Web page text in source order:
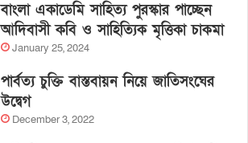
বাংলা একাডেমি সাহিত্য পুরস্কার পাচ্ছেন
আদিবাসী কবি ও সাহিত্যিক মৃত্তিকা চাকমা
January 25, 2024
পার্বত্য চুক্তি বাস্তবায়ন নিয়ে জাতিসংঘের
উদ্বেগ
December 3, 2022